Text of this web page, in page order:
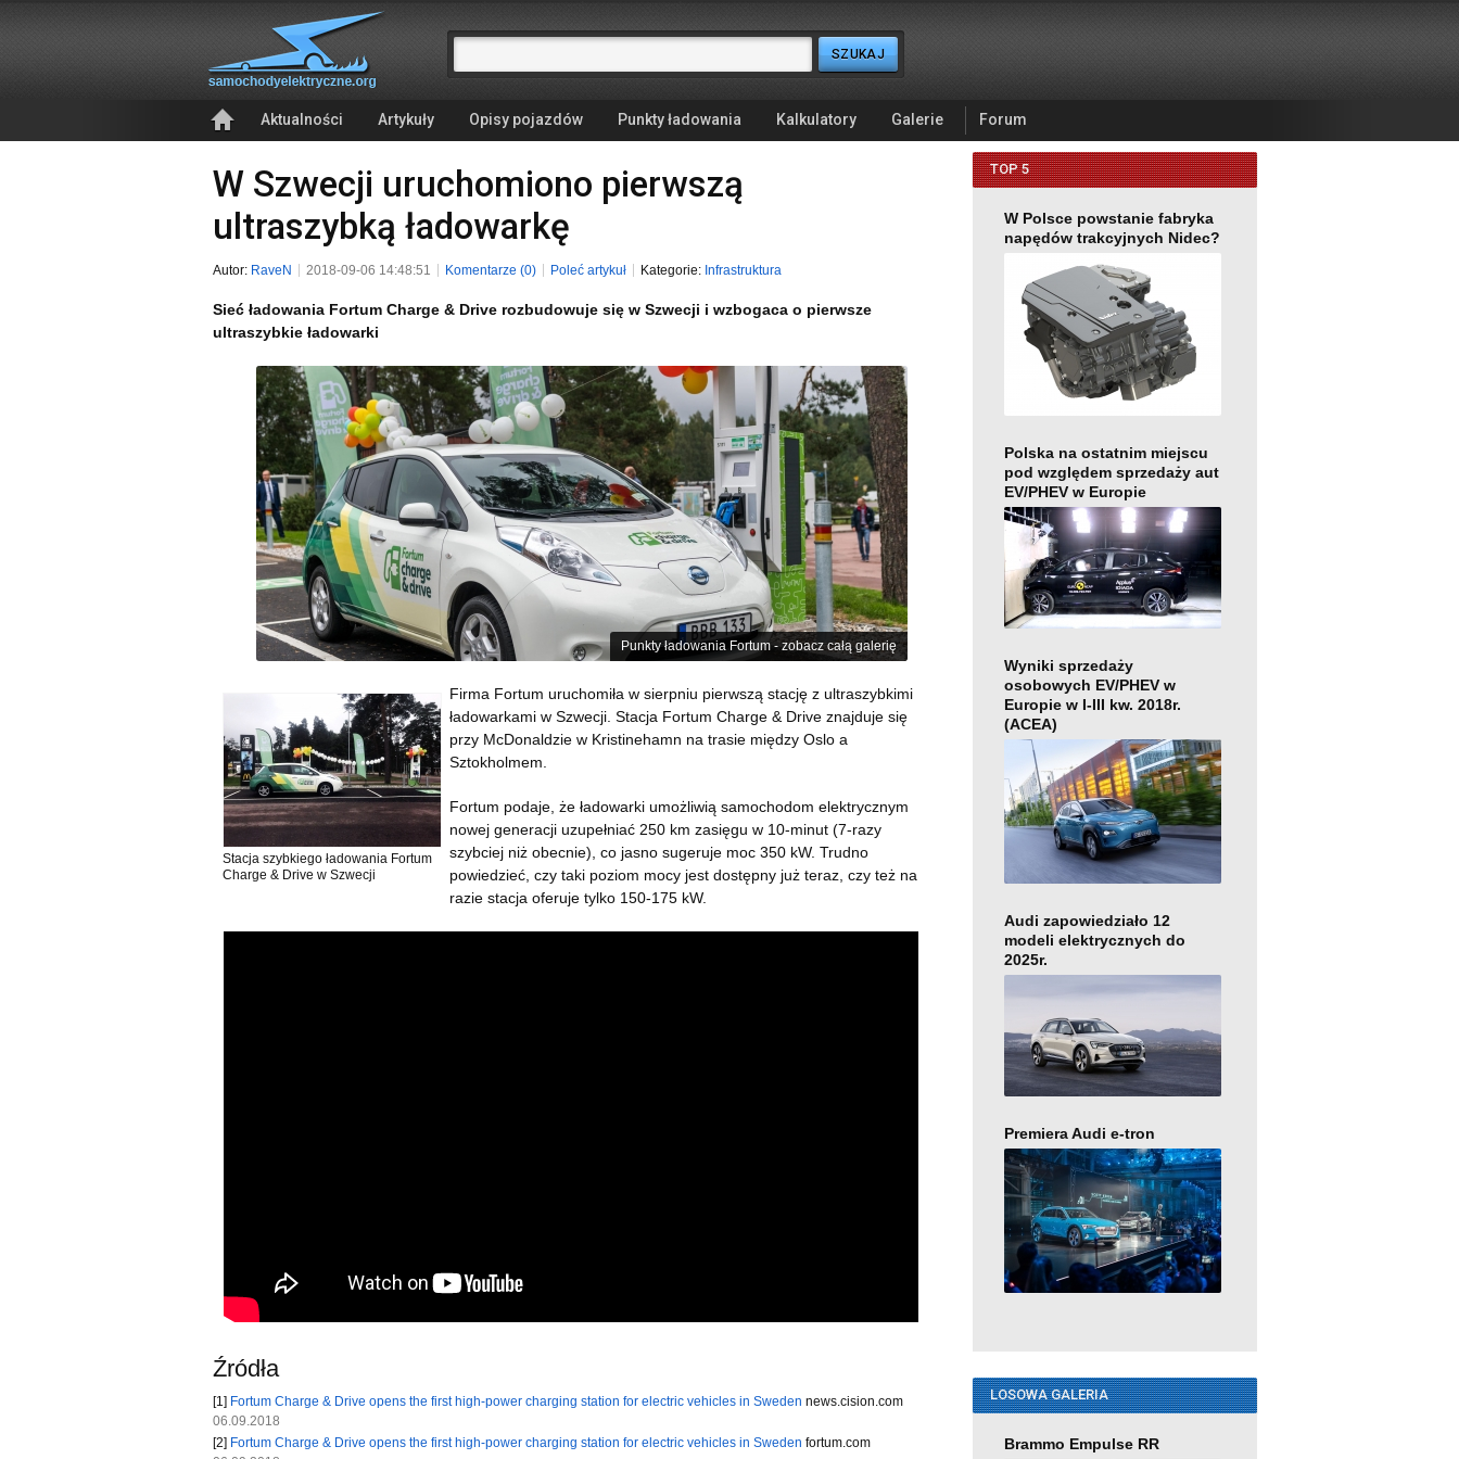
Aktualności Artykuły Opisy pojazdów Punkty ładowania Kalkulatory Galerie Forum
W Szwecji uruchomiono pierwszą
ultraszybką ładowarkę
Autor: RaveN 2018-09-06 14:48:51 Komentarze (0) Poleć artykuł Kategorie: Infrastruktura
Sieć ładowania Fortum Charge & Drive rozbudowuje się w Szwecji i wzbogaca o pierwsze
ultraszybkie ładowarki
Punkty ładowania Fortum - zobacz całą galerię
Stacja szybkiego ładowania Fortum
Charge & Drive w Szwecji
Firma Fortum uruchomiła w sierpniu pierwszą stację z ultraszybkimi
ładowarkami w Szwecji. Stacja Fortum Charge & Drive znajduje się
przy McDonaldzie w Kristinehamn na trasie między Oslo a
Sztokholmem.
Fortum podaje, że ładowarki umożliwią samochodom elektrycznym
nowej generacji uzupełniać 250 km zasięgu w 10-minut (7-razy
szybciej niż obecnie), co jasno sugeruje moc 350 kW. Trudno
powiedzieć, czy taki poziom mocy jest dostępny już teraz, czy też na
razie stacja oferuje tylko 150-175 kW.
Źródła
[1] Fortum Charge & Drive opens the first high-power charging station for electric vehicles in Sweden news.cision.com
06.09.2018
[2] Fortum Charge & Drive opens the first high-power charging station for electric vehicles in Sweden fortum.com
TOP 5
W Polsce powstanie fabryka
napędów trakcyjnych Nidec?
Polska na ostatnim miejscu
pod względem sprzedaży aut
EV/PHEV w Europie
Wyniki sprzedaży
osobowych EV/PHEV w
Europie w I-III kw. 2018r.
(ACEA)
Audi zapowiedziało 12
modeli elektrycznych do
2025r.
Premiera Audi e-tron
LOSOWA GALERIA
Brammo Empulse RR